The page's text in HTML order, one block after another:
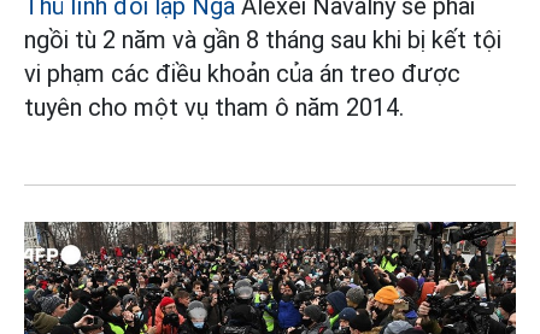
ngồi tù 2 năm và gần 8 tháng sau khi bị kết tội
vi phạm các điều khoản của án treo được
tuyên cho một vụ tham ô năm 2014.